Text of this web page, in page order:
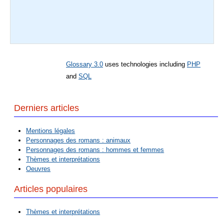
Glossary 3.0 uses technologies including PHP
and SQL
Derniers articles
Mentions légales
Personnages des romans : animaux
Personnages des romans : hommes et femmes
Thèmes et interprétations
Oeuvres
Articles populaires
Thèmes et interprétations